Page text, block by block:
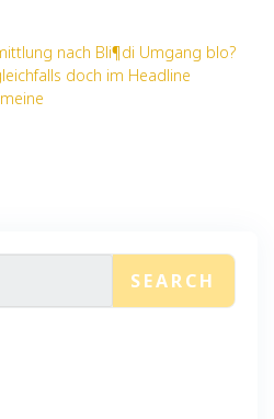
nach Bli¶di Umgang blo?
doch im Headline
SEARCH